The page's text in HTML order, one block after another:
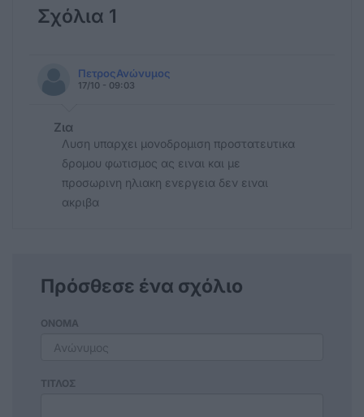
Σχόλια 1
ΠετροςΑνώνυμος
17/10 - 09:03
Ζια
Λυση υπαρχει μονοδρομιση προστατευτικα
δρομου φωτισμος ας ειναι και με
προσωρινη ηλιακη ενεργεια δεν ειναι
ακριβα
Πρόσθεσε ένα σχόλιο
ΟΝΟΜΑ
ΤΙΤΛΟΣ